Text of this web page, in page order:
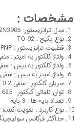
مشخصات :
مدل ترانزیستور: 2N3906
نوع پکیج : TO-92
قطبیت ترانزیستور : PNP
ولتاژ کلکتور به امیتر : منفی 40
ولتاژ کلکتور به بیس : منفی 40
ولتاژ امیتر به بیس : منفی 5 ولت
جریان کلکتور : منفی 0.2 آمپر
توان تلفاتی کلکتور : 0.625 وات
تعداد پایه ها : 3 پایه
نوع کاربرد : تقویت
حداکثر فرکانس سوئیچینگ :